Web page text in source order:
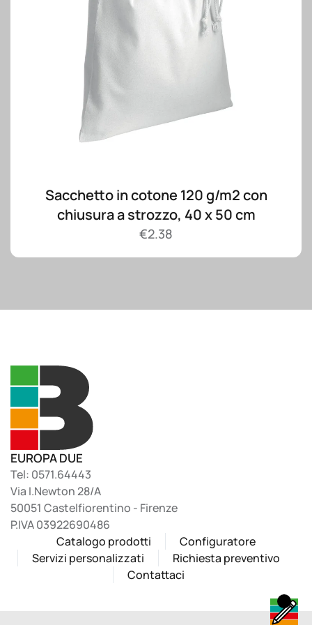
Sacchetto in cotone 120 g/m2 con
chiusura a strozzo, 40 x 50 cm
€2.38
EUROPA DUE
Tel: 0571.64443
Via I.Newton 28/A
50051 Castelfiorentino - Firenze
P.IVA 03922690486
Catalogo prodotti
Configuratore
Servizi personalizzati
Richiesta preventivo
Contattaci